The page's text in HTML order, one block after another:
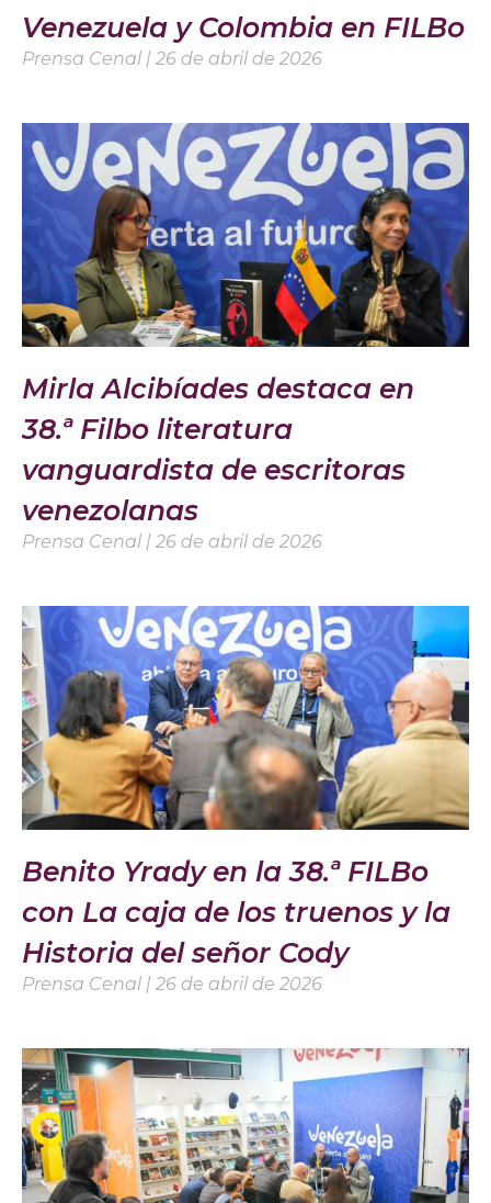
Venezuela y Colombia en FILBo
Prensa Cenal 26 de abril de 2026
Mirla Alcibíades destaca en
38.ª Filbo literatura
vanguardista de escritoras
venezolanas
Prensa Cenal 26 de abril de 2026
Benito Yrady en la 38.ª FILBo
con La caja de los truenos y la
Historia del señor Cody
Prensa Cenal 26 de abril de 2026